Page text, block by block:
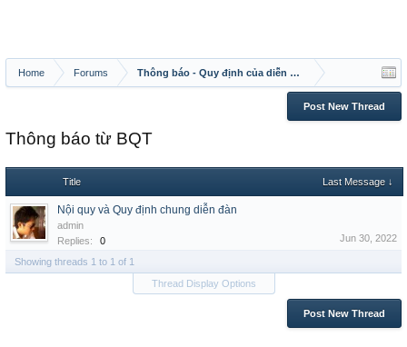
Post New Thread
Home Forums Thông báo - Quy định của diễn đàn
Thông báo từ BQT
Title Last Message ↓
Nội quy và Quy định chung diễn đàn
admin
Replies:
0 Jun 30, 2022
Showing threads 1 to 1 of 1
Thread Display Options
Post New Thread